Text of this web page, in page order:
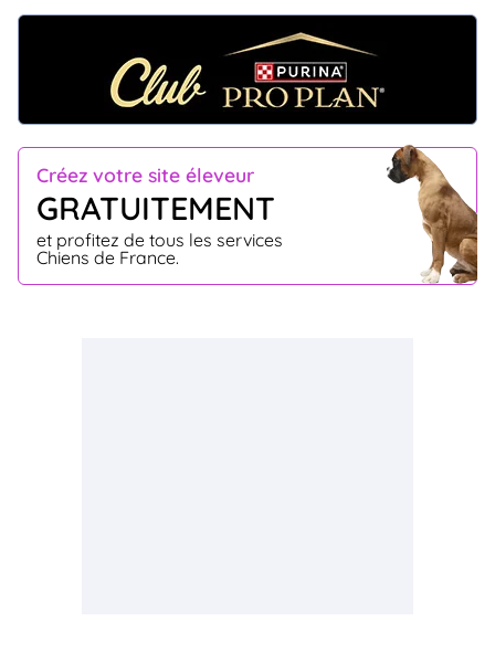
Créez votre site éleveur
GRATUITEMENT
et profitez de tous les services
Chiens de France.